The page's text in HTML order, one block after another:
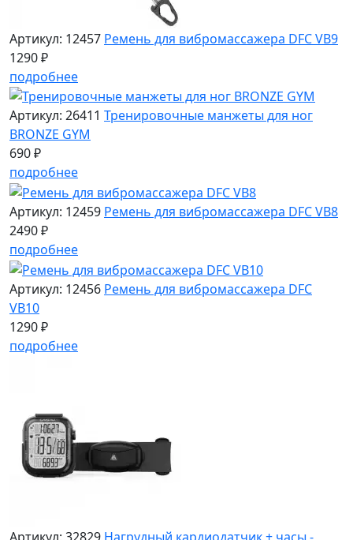
Артикул: 12457 Ремень для вибромассажера DFC VB9
1290 ₽
подробнее
Артикул: 26411 Тренировочные манжеты для ног
BRONZE GYM
690 ₽
подробнее
Артикул: 12459 Ремень для вибромассажера DFC VB8
2490 ₽
подробнее
Артикул: 12456 Ремень для вибромассажера DFC
VB10
1290 ₽
подробнее